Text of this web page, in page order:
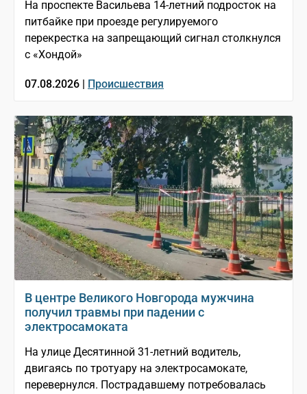
На проспекте Васильева 14-летний подросток на
питбайке при проезде регулируемого
перекрестка на запрещающий сигнал столкнулся
с «Хондой»
07.08.2026 | Происшествия
В центре Великого Новгорода мужчина
получил травмы при падении с
электросамоката
На улице Десятинной 31-летний водитель,
двигаясь по тротуару на электросамокате,
перевернулся. Пострадавшему потребовалась